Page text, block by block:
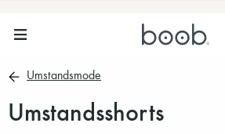
Umstandsmode
Umstandsshorts